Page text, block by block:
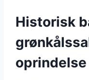
Historisk
oprindelse